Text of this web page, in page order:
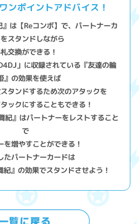
ンポイントアドバイス！
は【Reコンボ】で、パートナーカ
スタンドしながら
交換ができる！
」に収録されている『友達の輪
』の効果を使えば
タンドするため次のアタックを
ックにすることもできる！
紀』はパートナーをレストすること
で
を増やすことができる！
たパートナーカードは
』の効果でスタンドさせよう！